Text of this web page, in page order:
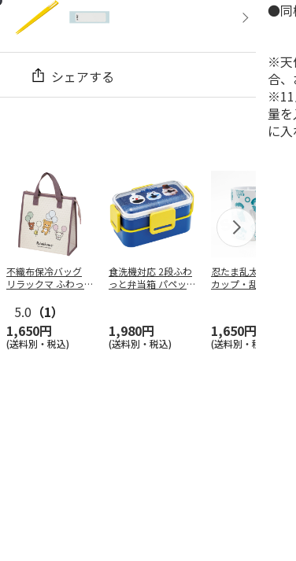
シェアする
不織布保冷バッグ
リラックマ ふわっ
5.0 （1）
1,650円
(送料別・税込)
食洗機対応 2段ふわ
っと弁当箱 パペッ
1,980円
(送料別・税込)
忍たま乱太郎 マグ
カップ・乱太郎・き
1,650円
(送料別・税込)
●同
※天
合
※11
量
に